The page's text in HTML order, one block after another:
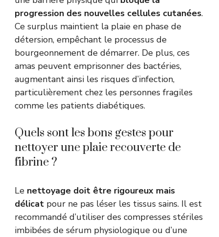
progression des nouvelles cellules cutanées.
Ce surplus maintient la plaie en phase de
détersion, empêchant le processus de
bourgeonnement de démarrer. De plus, ces
amas peuvent emprisonner des bactéries,
augmentant ainsi les risques d’infection,
particulièrement chez les personnes fragiles
comme les patients diabétiques.
Quels sont les bons gestes pour
nettoyer une plaie recouverte de
fibrine ?
Le nettoyage doit être rigoureux mais
délicat pour ne pas léser les tissus sains. Il est
recommandé d’utiliser des compresses stériles
imbibées de sérum physiologique ou d’une